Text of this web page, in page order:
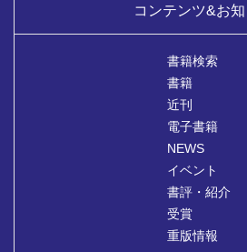
コンテンツ&お
書籍検索
書籍
近刊
電子書籍
NEWS
イベント
書評・紹介
受賞
重版情報